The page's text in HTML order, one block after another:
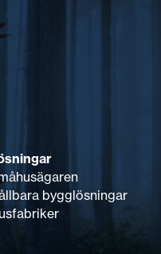
bygglösningar